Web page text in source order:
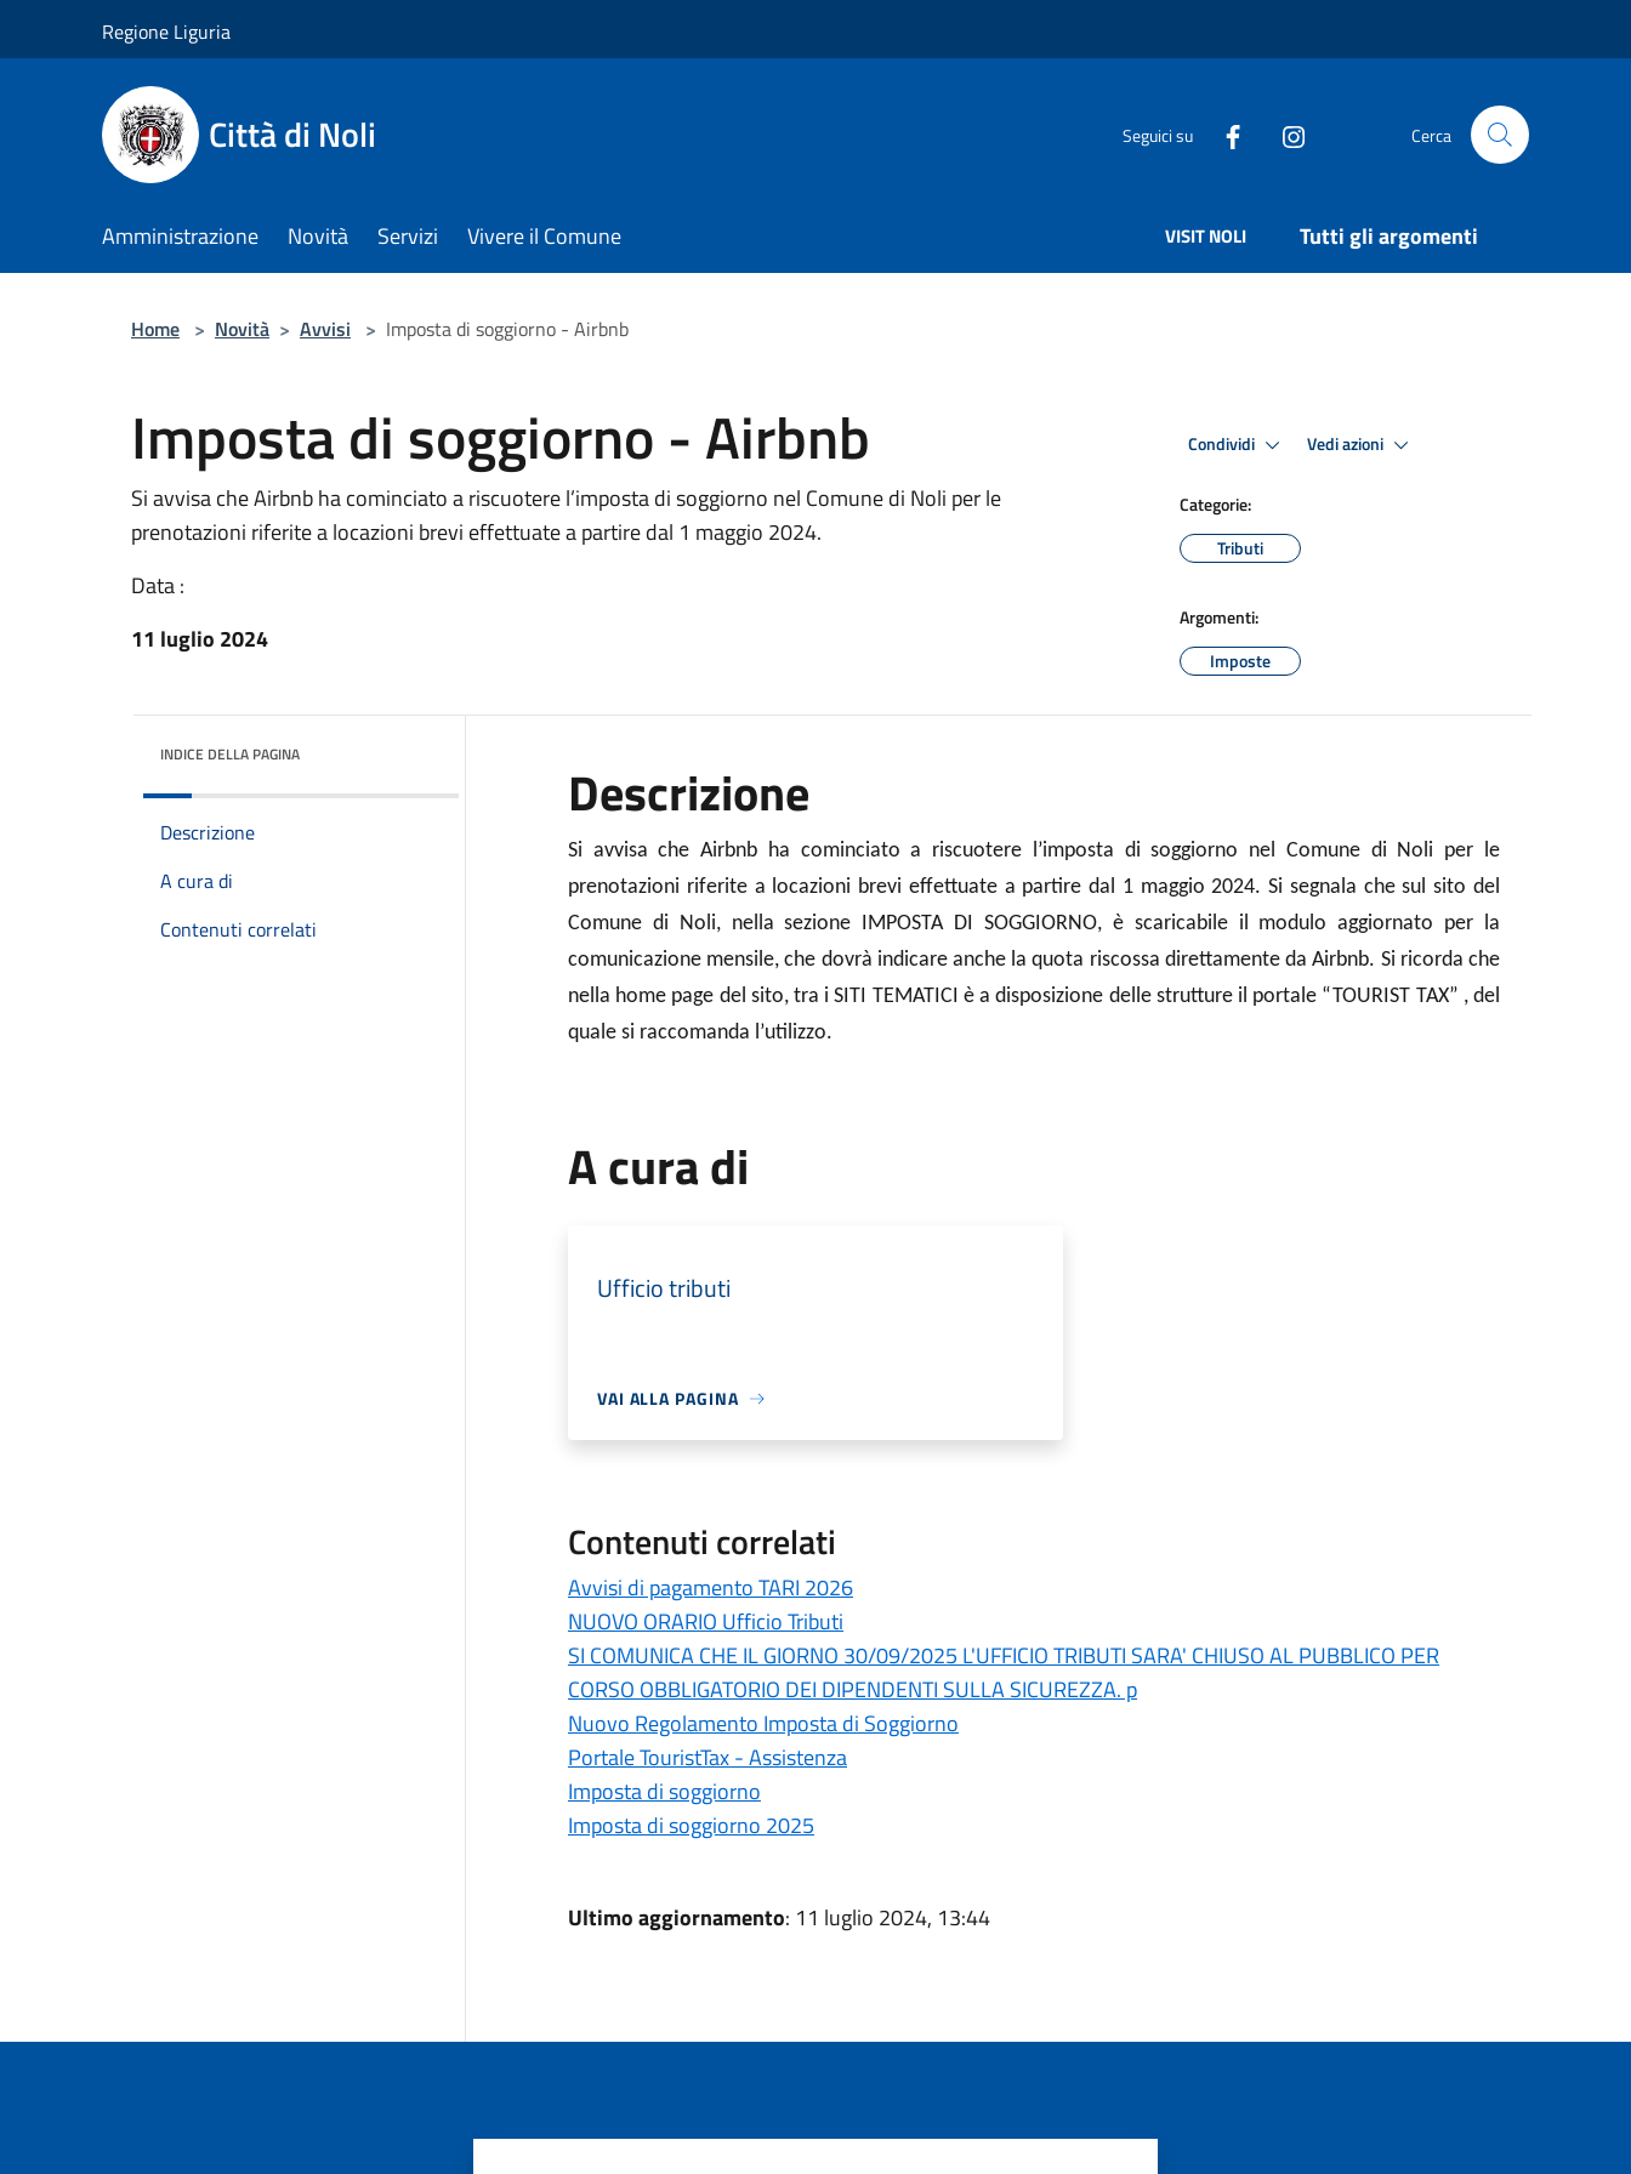
Regione Liguria
Città di Noli Seguici su Cerca
Amministrazione Novità Servizi Vivere il Comune VISIT NOLI Tutti gli argomenti
Home > Novità > Avvisi > Imposta di soggiorno - Airbnb
Imposta di soggiorno - Airbnb
Si avvisa che Airbnb ha cominciato a riscuotere l’imposta di soggiorno nel Comune di Noli per le
prenotazioni riferite a locazioni brevi effettuate a partire dal 1 maggio 2024.
Data :
11 luglio 2024
Condividi Vedi azioni
Categorie:
Tributi
Argomenti:
Imposte
INDICE DELLA PAGINA
Descrizione
A cura di
Contenuti correlati
Descrizione
Si avvisa che Airbnb ha cominciato a riscuotere l’imposta di soggiorno nel Comune di Noli per le
prenotazioni riferite a locazioni brevi effettuate a partiredal 1 maggio 2024.Si segnala che sul sito del
Comune di Noli, nella sezione IMPOSTA DI SOGGIORNO, è scaricabileil modulo aggiornato per la
comunicazione mensile,che dovrà indicare anche la quota riscossa direttamente da Airbnb. Si ricorda che
nella home page del sito, tra i SITI TEMATICI è a disposizione delle strutture il portale “TOURIST TAX” , del
quale si raccomanda l’utilizzo.
A cura di
Ufficio tributi
VAI ALLA PAGINA
Contenuti correlati
Avvisi di pagamento TARI 2026
NUOVO ORARIO Ufficio Tributi
SI COMUNICA CHE IL GIORNO 30/09/2025 L'UFFICIO TRIBUTI SARA' CHIUSO AL PUBBLICO PER
CORSO OBBLIGATORIO DEI DIPENDENTI SULLA SICUREZZA. p
Nuovo Regolamento Imposta di Soggiorno
Portale TouristTax - Assistenza
Imposta di soggiorno
Imposta di soggiorno 2025
Ultimo aggiornamento: 11 luglio 2024, 13:44